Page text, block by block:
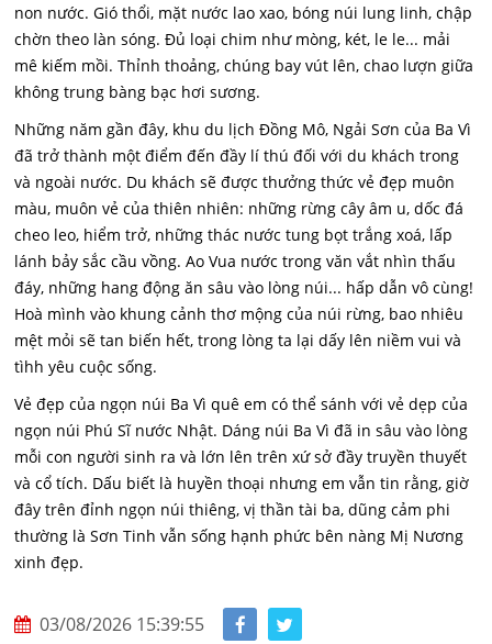
non nước. Gió thổi, mặt nước lao xao, bóng núi lung linh, chập
chờn theo làn sóng. Đủ loại chim như mòng, két, le le... mải
mê kiếm mồi. Thỉnh thoảng, chúng bay vút lên, chao lượn giữa
không trung bàng bạc hơi sương.
Những năm gần đây, khu du lịch Đồng Mô, Ngải Sơn của Ba Vì
đã trở thành một điểm đến đầy lí thú đối với du khách trong
và ngoài nước. Du khách sẽ được thưởng thức vẻ đẹp muôn
màu, muôn vẻ của thiên nhiên: những rừng cây âm u, dốc đá
cheo leo, hiểm trở, những thác nước tung bọt trắng xoá, lấp
lánh bảy sắc cầu vồng. Ao Vua nước trong văn vắt nhìn thấu
đáy, những hang động ăn sâu vào lòng núi... hấp dẫn vô cùng!
Hoà mình vào khung cảnh thơ mộng của núi rừng, bao nhiêu
mệt mỏi sẽ tan biến hết, trong lòng ta lại dấy lên niềm vui và
tìhh yêu cuộc sống.
Vẻ đẹp của ngọn núi Ba Vì quê em có thể sánh với vẻ dẹp của
ngọn núi Phú Sĩ nước Nhật. Dáng núi Ba Vì đã in sâu vào lòng
mỗi con người sinh ra và lớn lên trên xứ sở đầy truyền thuyết
và cổ tích. Dấu biết là huyền thoại nhưng em vẫn tin rằng, giờ
đây trên đỉnh ngọn núi thiêng, vị thần tài ba, dũng cảm phi
thường là Sơn Tinh vẫn sống hạnh phức bên nàng Mị Nương
xinh đẹp.
03/08/2026 15:39:55